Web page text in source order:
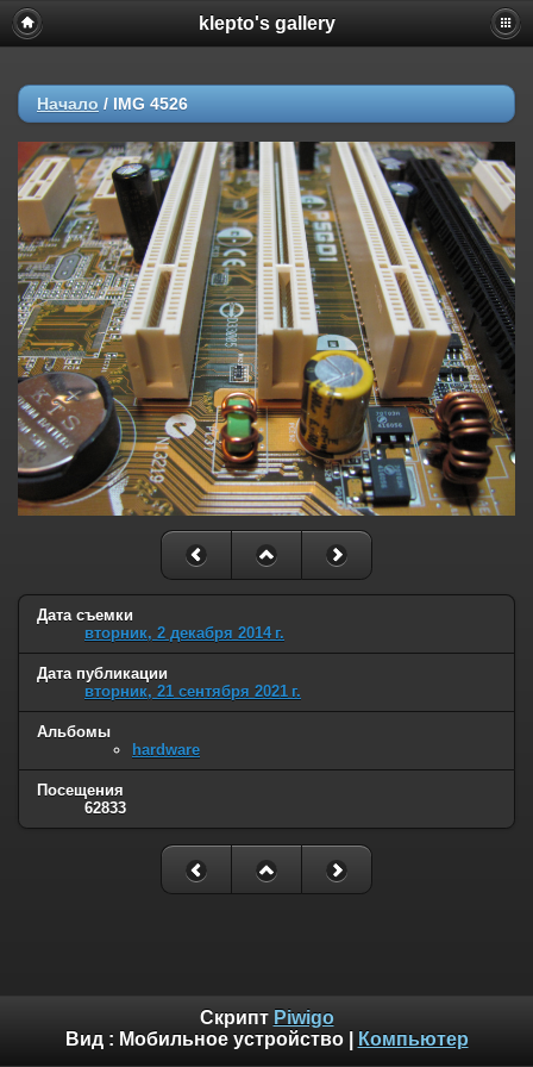
klepto's gallery
Начало / IMG 4526
Дата съемки
вторник, 2 декабря 2014 г.
Дата публикации
вторник, 21 сентября 2021 г.
Альбомы
hardware
Посещения
62833
Скрипт Piwigo
Вид : Мобильное устройство| Компьютер